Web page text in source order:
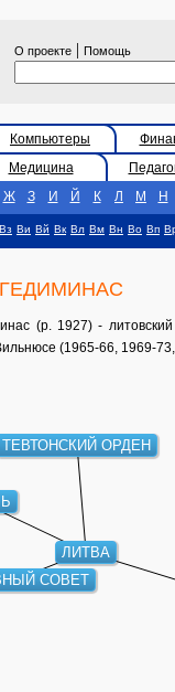
О проекте | Помощь
Компьютеры
Медицина
Ж З И Й К Л М Н
Вз Ви Вй Вк Вл Вм Вн Во Вп
(р. 1927) - литовский
(1965-66, 1969-
ЛИТВА
ТЕВТОНСКИЙ ОРДЕН
СОВЕТ